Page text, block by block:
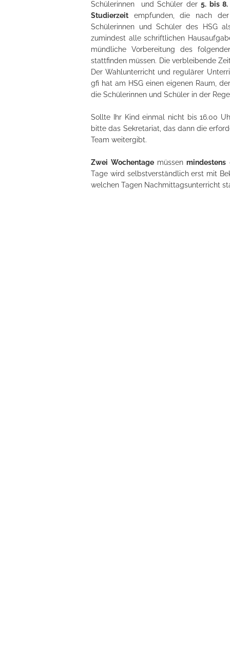
Schülerinnen und Schüler der5. bis 8.
Studierzeit empfunden, die nach
Schülerinnen und Schüler des HSG
zumindest alle schriftlichen
mündliche Vorbereitung des
stattfinden müssen. Die verbleibende
Der Wahlunterricht und regulärer
gfi hat am HSG einen eigenen Raum,
die Schülerinnen und Schüler in der
Sollte Ihr Kind einmal nicht bis 16.00
bitte das Sekretariat, das dann die
Team weitergibt.
Zwei Wochentagemüssenmindestens
Tage wird selbstverständlich erst mit
welchen Tagen Nachmittagsunterricht